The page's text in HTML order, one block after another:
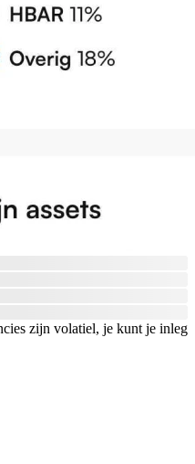
zijn volatiel, je kunt je inleg